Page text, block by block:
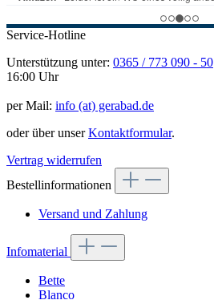
Service-Hotline
Unterstützung unter: 0365 / 773 090 - 50
16:00 Uhr
per Mail: info (at) gerabad.de
oder über unserKontaktformular.
Vertrag widerrufen
Bestellinformationen
Versand und Zahlung
Infomaterial
Bette
Blanco